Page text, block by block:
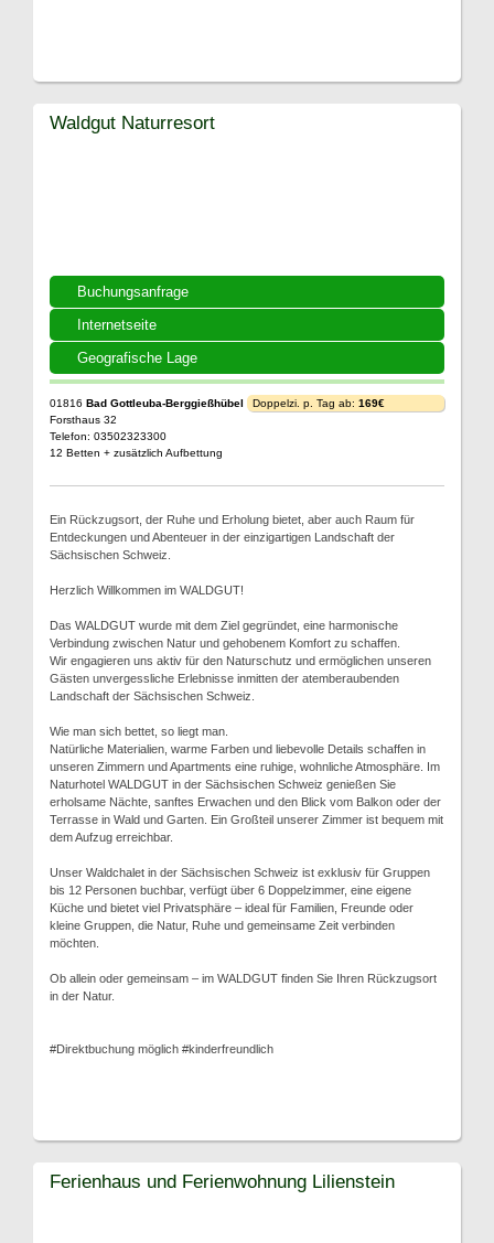
Buchungsanfrage
Internetseite
Geografische Lage
Waldgut Naturresort
01816 Bad Gottleuba-Berggießhübel
Forsthaus 32
Telefon: 03502323300
12 Betten + zusätzlich Aufbettung
Doppelzi. p. Tag ab: 169€
Ein Rückzugsort, der Ruhe und Erholung bietet, aber auch Raum für
Entdeckungen und Abenteuer in der einzigartigen Landschaft der
Sächsischen Schweiz.
Herzlich Willkommen im WALDGUT!
Das WALDGUT wurde mit dem Ziel gegründet, eine harmonische
Verbindung zwischen Natur und gehobenem Komfort zu schaffen.
Wir engagieren uns aktiv für den Naturschutz und ermöglichen unseren
Gästen unvergessliche Erlebnisse inmitten der atemberaubenden
Landschaft der Sächsischen Schweiz.
Wie man sich bettet, so liegt man.
Natürliche Materialien, warme Farben und liebevolle Details schaffen in
unseren Zimmern und Apartments eine ruhige, wohnliche Atmosphäre. Im
Naturhotel WALDGUT in der Sächsischen Schweiz genießen Sie
erholsame Nächte, sanftes Erwachen und den Blick vom Balkon oder der
Terrasse in Wald und Garten. Ein Großteil unserer Zimmer ist bequem mit
dem Aufzug erreichbar.
Unser Waldchalet in der Sächsischen Schweiz ist exklusiv für Gruppen
bis 12 Personen buchbar, verfügt über 6 Doppelzimmer, eine eigene
Küche und bietet viel Privatsphäre – ideal für Familien, Freunde oder
kleine Gruppen, die Natur, Ruhe und gemeinsame Zeit verbinden
möchten.
Ob allein oder gemeinsam – im WALDGUT finden Sie Ihren Rückzugsort
in der Natur.
#Direktbuchung möglich #kinderfreundlich
Ferienhaus und Ferienwohnung Lilienstein